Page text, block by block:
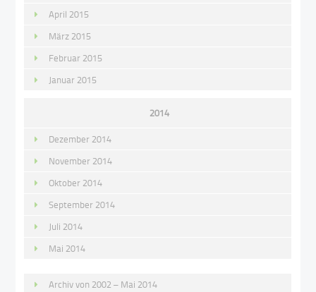
April 2015
März 2015
Februar 2015
Januar 2015
2014
Dezember 2014
November 2014
Oktober 2014
September 2014
Juli 2014
Mai 2014
Archiv von 2002 – Mai 2014